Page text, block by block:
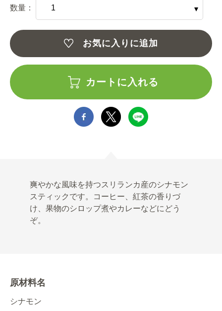
数量：
お気に入りに追加
カートに入れる
爽やかな風味を持つスリランカ産のシナモン
スティックです。コーヒー、紅茶の香りづ
け、果物のシロップ煮やカレーなどにどう
ぞ。
原材料名
シナモン